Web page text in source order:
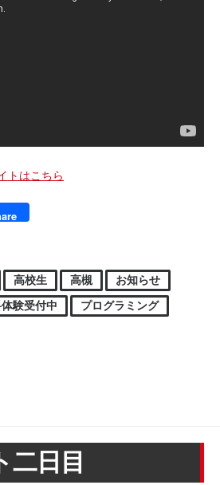
トはこちら
高校生 高槻
お知らせ
験受付中
プログラミング
二日目